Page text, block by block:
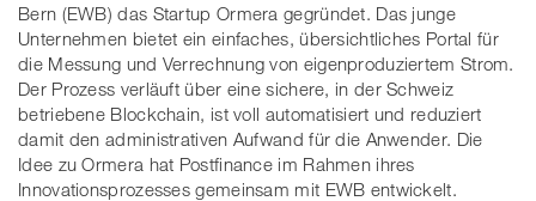
Bern (EWB) das Startup Ormera gegründet. Das junge
Unternehmen bietet ein einfaches, übersichtliches Portal für
die Messung und Verrechnung von eigenproduziertem Strom.
Der Prozess verläuft über eine sichere, in der Schweiz
betriebene Blockchain, ist voll automatisiert und reduziert
damit den administrativen Aufwand für die Anwender. Die
Idee zu Ormera hat Postfinance im Rahmen ihres
Innovationsprozesses gemeinsam mit EWB entwickelt.